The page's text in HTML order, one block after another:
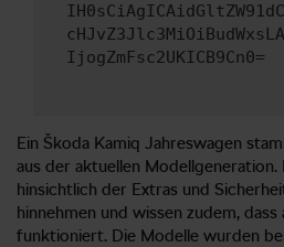
IjogZmFsc2UKICB9Cn0=
Ein Škoda Kamiq Jahreswagen
aus der aktuellen
hinsichtlich der Extras und
hinnehmen und wissen zudem,
funktioniert. Die Modelle wurden